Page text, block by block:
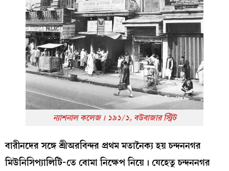
ন্যাশনাল কলেজ। ১৯১/১, বউবাজার স্ট্রিট
বারীনদের সঙ্গে শ্রীঅরবিন্দর প্রথম মতানৈক্য হয় চন্দননগর
মিউনিসিপ্যালিটি-তে বোমা নিক্ষেপ নিয়ে। যেহেতু চন্দননগর